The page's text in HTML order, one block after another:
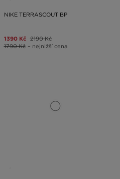
NIKE TERRASCOUT BP
1390 Kč 2190 Kč
1790 Kč – nejnižší cena